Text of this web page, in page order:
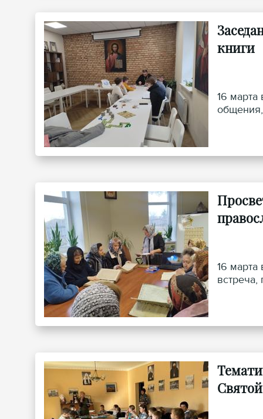
книги
16 марта
16